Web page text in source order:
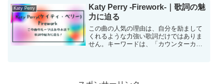
た。それぞれの歌...
Katy Perry
Katy Perry -Firework-｜歌詞の魅
力に迫る
この曲の人気の理由は、自分を励まして
くれるような力強い歌詞だけではありま
せん。キーワードは、「カウンターカル